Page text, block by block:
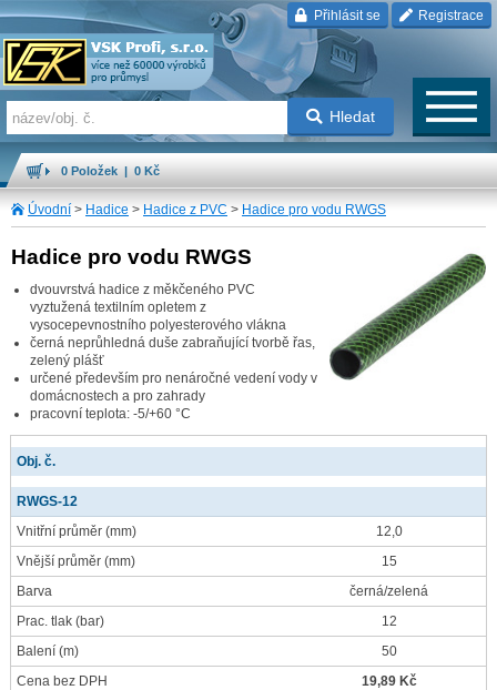
Přihlásit se Registrace
Hledat
0 Položek | 0 Kč
Úvodní > Hadice > Hadice z PVC > Hadice pro vodu RWGS
Hadice pro vodu RWGS
dvouvrstvá hadice z měkčeného PVC
vyztužená textilním opletem z
vysocepevnostního polyesterového vlákna
černá neprůhledná duše zabraňující tvorbě řas,
zelený plášť
určené především pro nenáročné vedení vody v
domácnostech a pro zahrady
pracovní teplota: -5/+60 °C
Obj. č.
RWGS-12
Vnitřní průměr (mm)
12,0
Vnější průměr (mm)
15
Barva
černá/zelená
Prac. tlak (bar)
12
Balení (m)
50
Cena bez DPH
19,89 Kč